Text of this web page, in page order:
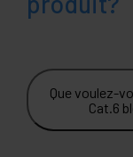
Que voulez-
Cat.6